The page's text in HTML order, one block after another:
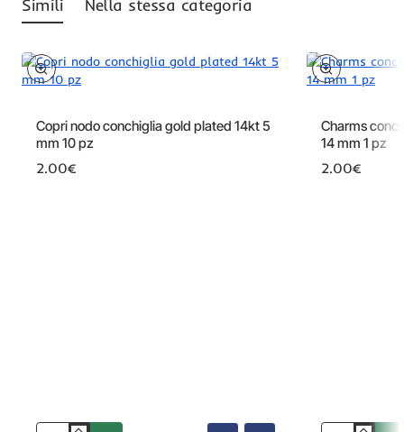
Simili Nella stessa categoria
Copri nodo conchiglia gold plated 14kt 5
mm 10 pz
2.00€
Charms
14 mm 1 pz
2.00€